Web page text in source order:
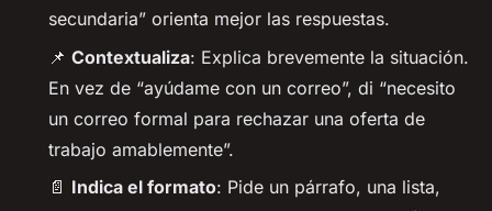
secundaria” orienta mejor las respuestas.
📌 Contextualiza: Explica brevemente la situación.
En vez de “ayúdame con un correo”, di “necesito
un correo formal para rechazar una oferta de
trabajo amablemente”.
📄 Indica el formato: Pide un párrafo, una lista,